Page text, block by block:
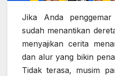
Jika Anda
sudah menantikan
menyajikan cerita
dan alur yang bikin
Tidak terasa, musim